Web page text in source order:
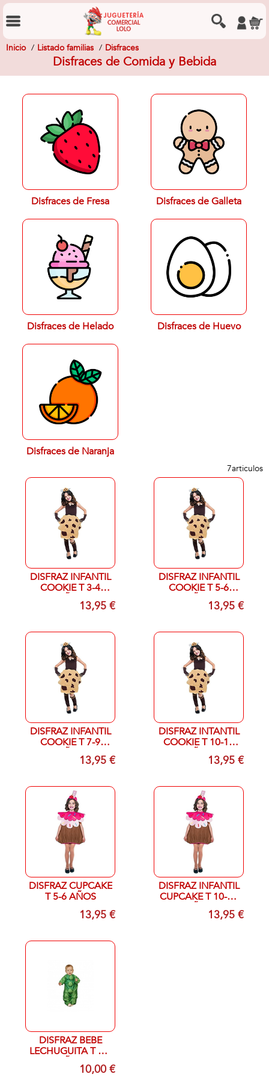
Inicio Listado familias Disfraces
Disfraces de Comida y Bebida
Disfraces de Fresa Disfraces de Galleta
Disfraces de Helado Disfraces de Huevo
Disfraces de Naranja
7articulos
DISFRAZ INFANTIL
COOKIE T 3-4
AÑOS13,95 €
DISFRAZ INFANTIL
COOKIE T 5-6
AÑOS13,95 €
DISFRAZ INFANTIL
COOKIE T 7-9
AÑOS13,95 €
DISFRAZ INTANTIL
COOKIE T 10-12
AÑOS13,95 €
DISFRAZ CUPCAKE
T 5-6 AÑOS
13,95 €
DISFRAZ INFANTIL
CUPCAKE T 10-12
AÑOS13,95 €
DISFRAZ BEBE
LECHUGUITA T 2-4
AÑOS10,00 €